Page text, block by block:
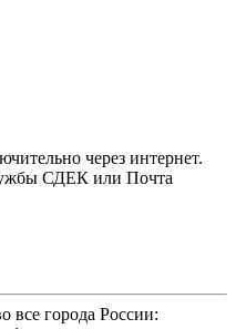
через интернет.
СДЕК или Почта
все города России: